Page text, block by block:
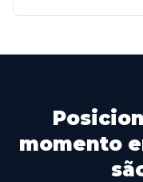
momento